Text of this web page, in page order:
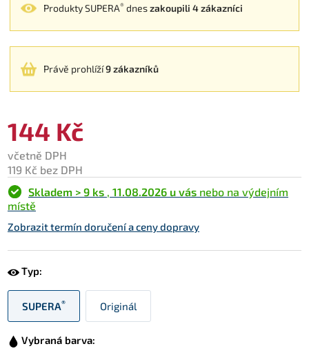
Produkty SUPERA® dneszakoupili 4 zákazníci
Právě prohlíží9 zákazníků
144 Kč
včetně DPH
119 Kč bez DPH
Skladem > 9 ks , 11.08.2026 u vás nebo na výdejním
místě
Zobrazit termín doručení a ceny dopravy
Typ:
SUPERA® Originál
Vybraná barva: